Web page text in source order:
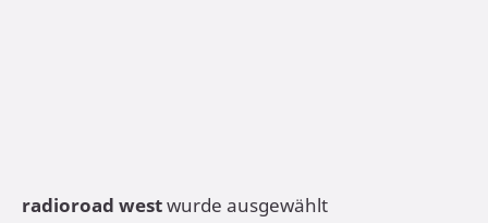
radioroad westwurde ausgewählt